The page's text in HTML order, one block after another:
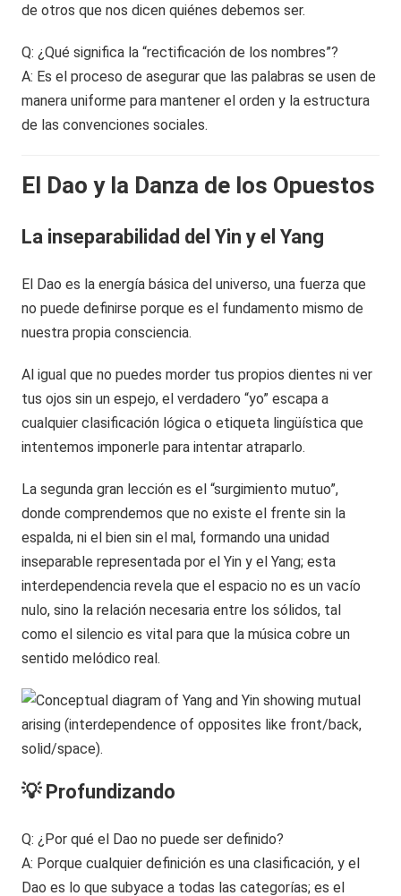
de otros que nos dicen quiénes debemos ser.
Q: ¿Qué significa la “rectificación de los nombres”?
A: Es el proceso de asegurar que las palabras se usen de
manera uniforme para mantener el orden y la estructura
de las convenciones sociales.
El Dao y la Danza de los Opuestos
La inseparabilidad del Yin y el Yang
El Dao es la energía básica del universo, una fuerza que
no puede definirse porque es el fundamento mismo de
nuestra propia consciencia.
Al igual que no puedes morder tus propios dientes ni ver
tus ojos sin un espejo, el verdadero “yo” escapa a
cualquier clasificación lógica o etiqueta lingüística que
intentemos imponerle para intentar atraparlo.
La segunda gran lección es el “surgimiento mutuo”,
donde comprendemos que no existe el frente sin la
espalda, ni el bien sin el mal, formando una unidad
inseparable representada por el Yin y el Yang; esta
interdependencia revela que el espacio no es un vacío
nulo, sino la relación necesaria entre los sólidos, tal
como el silencio es vital para que la música cobre un
sentido melódico real.
💡 Profundizando
Q: ¿Por qué el Dao no puede ser definido?
A: Porque cualquier definición es una clasificación, y el
Dao es lo que subyace a todas las categorías; es el